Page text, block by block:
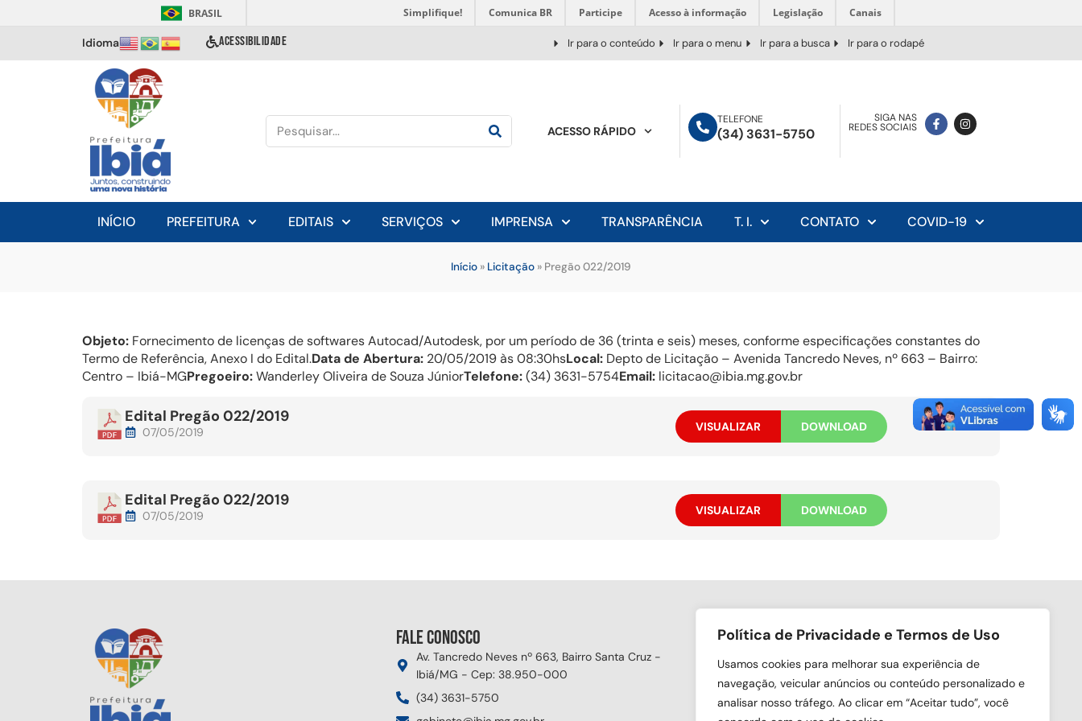
Política de Privacidade e Termos de Uso
Usamos cookies para melhorar sua experiência de
navegação, veicular anúncios ou conteúdo personalizado e
analisar nosso tráfego. Ao clicar em “Aceitar tudo”, você
BRASIL Simplifique! Comunica BR Participe Acesso à informação Legislação Canais
Idioma ACESSIBILIDADE Ir para o conteúdo Ir para o menu Ir para a busca Ir para o rodapé
ACESSO RÁPIDO
TELEFONE
(34) 3631-5750
SIGA NAS
REDES SOCIAIS
INÍCIO PREFEITURA EDITAIS SERVIÇOS IMPRENSA TRANSPARÊNCIA T. I. CONTATO COVID-19
Início » Licitação » Pregão 022/2019
Objeto: Fornecimento de licenças de softwares Autocad/Autodesk, por um período de 36 (trinta e seis) meses, conforme especificações constantes do
Termo de Referência, Anexo I do Edital.Data de Abertura: 20/05/2019 às 08:30hsLocal: Depto de Licitação – Avenida Tancredo Neves, nº 663 – Bairro:
Centro – Ibiá-MGPregoeiro:Wanderley Oliveira de Souza JúniorTelefone:(34) 3631-5754Email: licitacao@ibia.mg.gov.br
Edital Pregão 022/2019
07/05/2019 VISUALIZAR DOWNLOAD
Edital Pregão 022/2019
07/05/2019 VISUALIZAR DOWNLOAD
Fale conosco
Av. Tancredo Neves nº 663, Bairro Santa Cruz -
Ibiá/MG - Cep: 38.950-000
(34) 3631-5750
Siga nas redes sociais